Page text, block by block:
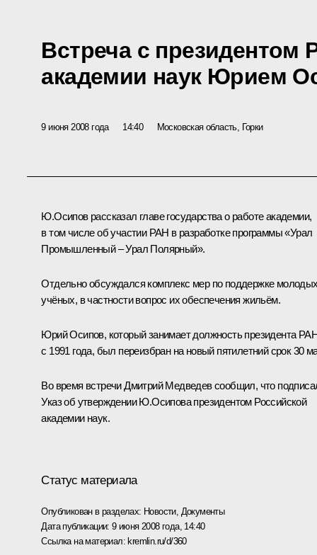
Встреча с президентом
академии наук Юрием
9 июня 2008 года 14:40 Московская область, Горки
Ю.Осипов рассказал главе государства о работе академии,
в том числе об участии РАН в разработке программы «Урал
Промышленный – Урал Полярный».
Отдельно обсуждался комплекс мер по поддержке
учёных, в частности вопрос их обеспечения жильём.
Юрий Осипов, который занимает должность президента
с 1991 года, был переизбран на новый пятилетний срок 30
Во время встречи Дмитрий Медведев сообщил, что
Указ об утверждении Ю.Осипова президентом Российской
академии наук.
Статус материала
Опубликован в разделах: Новости, Документы
Дата публикации:9 июня 2008 года, 14:40
Ссылка на материал:kremlin.ru/d/360